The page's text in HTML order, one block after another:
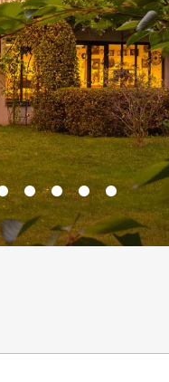
piscine peut être
sécurisé, d'une
et d'un poêle à
54 17 17 pour plus